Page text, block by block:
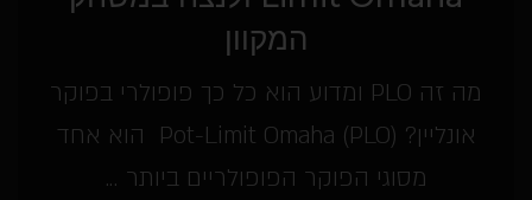
המקוון
מה זה PLO ומדוע הוא כל כך פופולרי בפוקר
אונליין? Pot-Limit Omaha (PLO) הוא אחד
מסוגי הפוקר הפופולריים ביותר ...